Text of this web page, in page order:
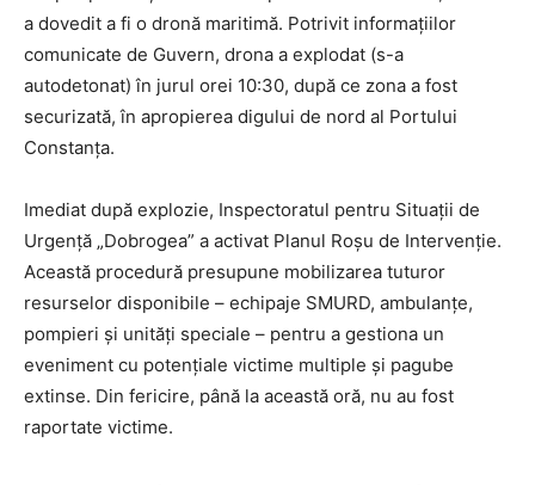
a dovedit a fi o dronă maritimă. Potrivit informațiilor
comunicate de Guvern, drona a explodat (s-a
autodetonat) în jurul orei 10:30, după ce zona a fost
securizată, în apropierea digului de nord al Portului
Constanța.
Imediat după explozie, Inspectoratul pentru Situații de
Urgență „Dobrogea” a activat Planul Roșu de Intervenție.
Această procedură presupune mobilizarea tuturor
resurselor disponibile – echipaje SMURD, ambulanțe,
pompieri și unități speciale – pentru a gestiona un
eveniment cu potențiale victime multiple și pagube
extinse. Din fericire, până la această oră, nu au fost
raportate victime.